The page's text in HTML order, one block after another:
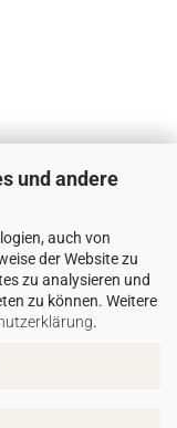
und andere
auch von
der Website zu
zu analysieren und
zu können. Weitere
.